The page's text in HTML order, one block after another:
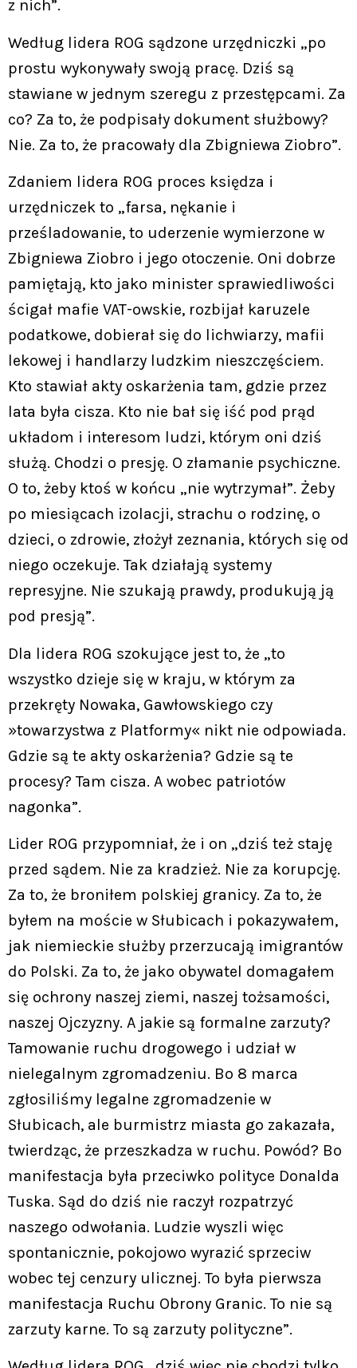
z nich”.
Według lidera ROG sądzone urzędniczki „po
prostu wykonywały swoją pracę. Dziś są
stawiane w jednym szeregu z przestępcami. Za
co? Za to, że podpisały dokument służbowy?
Nie. Za to, że pracowały dla Zbigniewa Ziobro”.
Zdaniem lidera ROG proces księdza i
urzędniczek to „farsa, nękanie i
prześladowanie, to uderzenie wymierzone w
Zbigniewa Ziobro i jego otoczenie. Oni dobrze
pamiętają, kto jako minister sprawiedliwości
ścigał mafie VAT-owskie, rozbijał karuzele
podatkowe, dobierał się do lichwiarzy, mafii
lekowej i handlarzy ludzkim nieszczęściem.
Kto stawiał akty oskarżenia tam, gdzie przez
lata była cisza. Kto nie bał się iść pod prąd
układom i interesom ludzi, którym oni dziś
służą. Chodzi o presję. O złamanie psychiczne.
O to, żeby ktoś w końcu „nie wytrzymał”. Żeby
po miesiącach izolacji, strachu o rodzinę, o
dzieci, o zdrowie, złożył zeznania, których się od
niego oczekuje. Tak działają systemy
represyjne. Nie szukają prawdy, produkują ją
pod presją”.
Dla lidera ROG szokujące jest to, że „to
wszystko dzieje się w kraju, w którym za
przekręty Nowaka, Gawłowskiego czy
»towarzystwa z Platformy« nikt nie odpowiada.
Gdzie są te akty oskarżenia? Gdzie są te
procesy? Tam cisza. A wobec patriotów
nagonka”.
Lider ROG przypomniał, że i on „dziś też staję
przed sądem. Nie za kradzież. Nie za korupcję.
Za to, że broniłem polskiej granicy. Za to, że
byłem na moście w Słubicach i pokazywałem,
jak niemieckie służby przerzucają imigrantów
do Polski. Za to, że jako obywatel domagałem
się ochrony naszej ziemi, naszej tożsamości,
naszej Ojczyzny. A jakie są formalne zarzuty?
Tamowanie ruchu drogowego i udział w
nielegalnym zgromadzeniu. Bo 8 marca
zgłosiliśmy legalne zgromadzenie w
Słubicach, ale burmistrz miasta go zakazała,
twierdząc, że przeszkadza w ruchu. Powód? Bo
manifestacja była przeciwko polityce Donalda
Tuska. Sąd do dziś nie raczył rozpatrzyć
naszego odwołania. Ludzie wyszli więc
spontanicznie, pokojowo wyrazić sprzeciw
wobec tej cenzury ulicznej. To była pierwsza
manifestacja Ruchu Obrony Granic. To nie są
zarzuty karne. To są zarzuty polityczne”.